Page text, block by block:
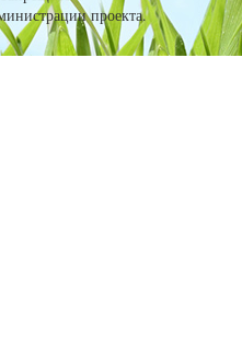
проекта.